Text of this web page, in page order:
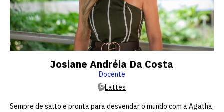
Josiane Andréia Da Costa
Docente
Lattes
Sempre de salto e pronta para desvendar o mundo com a Agatha,